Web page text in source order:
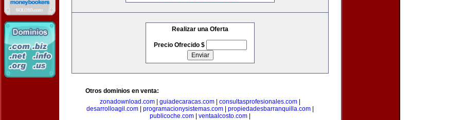
Realizar una Oferta
Precio Ofrecido $
Otros dominios en venta:
zonadownload.com
guiadecaracas.com consultasprofesionales.com
desarrolloagil.com
programacionysistemas.com propiedadesbarranquilla.com
publicoche.com
ventaalcosto.com